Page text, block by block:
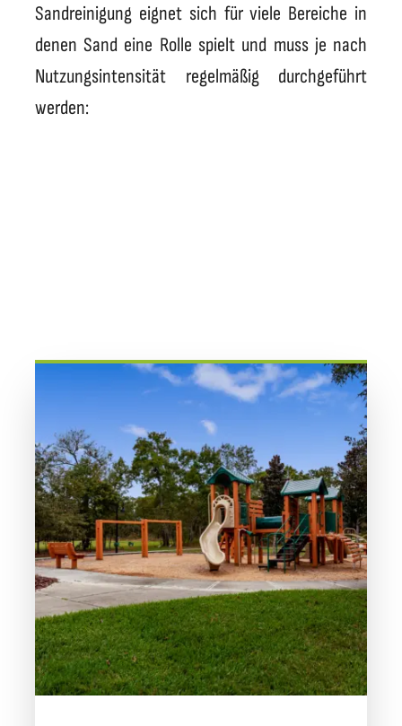
Sandreinigung eignet sich für viele Bereiche in
denen Sand eine Rolle spielt und muss je nach
Nutzungsintensität regelmäßig durchgeführt
werden: